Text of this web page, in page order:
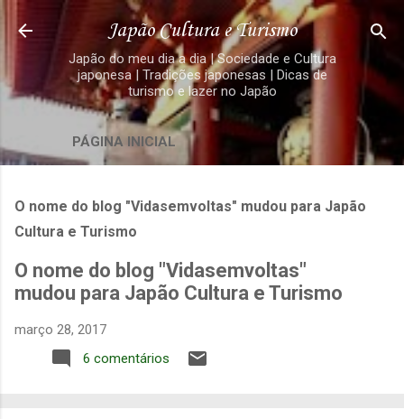
Pular para o conteúdo principal
Japão Cultura e Turismo
Japão do meu dia a dia | Sociedade e Cultura
japonesa | Tradições japonesas | Dicas de
turismo e lazer no Japão
PÁGINA INICIAL
O nome do blog "Vidasemvoltas" mudou para Japão
Cultura e Turismo
O nome do blog "Vidasemvoltas"
mudou para Japão Cultura e Turismo
março 28, 2017
6 comentários